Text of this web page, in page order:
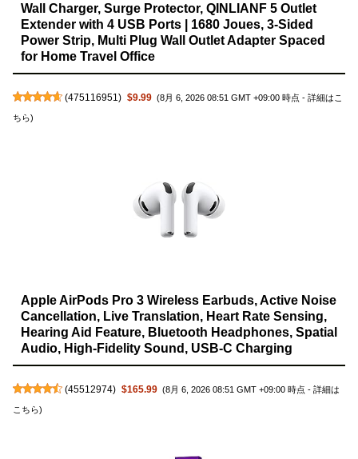
Wall Charger, Surge Protector, QINLIANF 5 Outlet
Extender with 4 USB Ports | 1680 Joues, 3-Sided
Power Strip, Multi Plug Wall Outlet Adapter Spaced
for Home Travel Office
(475116951) $9.99 (8月 6, 2026 08:51 GMT +09:00 時点 -詳細はこ
ちら)
Apple AirPods Pro 3 Wireless Earbuds, Active Noise
Cancellation, Live Translation, Heart Rate Sensing,
Hearing Aid Feature, Bluetooth Headphones, Spatial
Audio, High-Fidelity Sound, USB-C Charging
(45512974) $165.99 (8月 6, 2026 08:51 GMT +09:00 時点 -詳細は
こちら)